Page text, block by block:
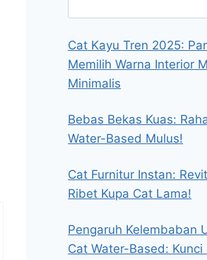
Cat Kayu Tren 2025:
Memilih Warna Interior
Minimalis
Bebas Bekas Kuas:
Water-Based Mulus!
Cat Furnitur Instan:
Ribet Kupa Cat Lama!
Pengaruh Kelembaban
Cat Water-Based: Kunci